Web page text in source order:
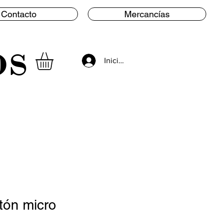
Contacto Mercancías
Iniciar sesión
micro